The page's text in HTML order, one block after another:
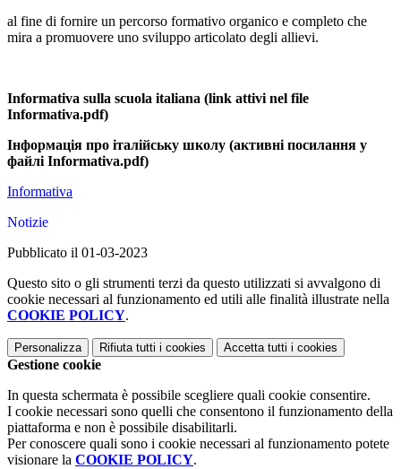
al fine di fornire un percorso formativo organico e completo che
mira a promuovere uno sviluppo articolato degli allievi.
Informativa sulla scuola italiana (link attivi nel file
Informativa.pdf)
Інформація про італійську школу (активні посилання у
файлі Informativa.pdf)
Informativa
Notizie
Pubblicato il 01-03-2023
Questo sito o gli strumenti terzi da questo utilizzati si avvalgono di
cookie necessari al funzionamento ed utili alle finalità illustrate nella
COOKIE POLICY.
Personalizza Rifiuta tutti i cookies Accetta tutti i cookies
Gestione cookie
In questa schermata è possibile scegliere quali cookie consentire.
I cookie necessari sono quelli che consentono il funzionamento della
piattaforma e non è possibile disabilitarli.
Per conoscere quali sono i cookie necessari al funzionamento potete
visionare la COOKIE POLICY.